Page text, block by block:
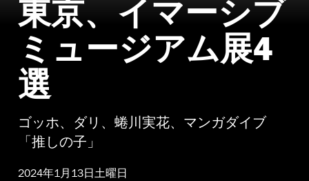
東京、イマーシブ
ミュージアム展4
選
ゴッホ、ダリ、蜷川実花、マンガダイブ
「推しの子」
2024年1月13日土曜日